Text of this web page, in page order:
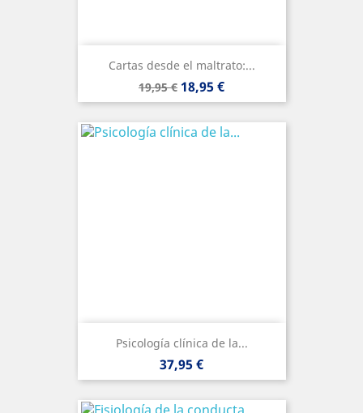
Cartas desde el maltrato:...
Precio
base
19,95 € Precio
18,95 €
Psicología clínica de la...
Precio
37,95 €